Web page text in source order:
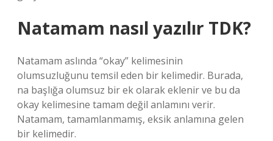
Natamam nasıl yazılır TDK?
Natamam aslında “okay” kelimesinin
olumsuzluğunu temsil eden bir kelimedir. Burada,
na başlığa olumsuz bir ek olarak eklenir ve bu da
okay kelimesine tamam değil anlamını verir.
Natamam, tamamlanmamış, eksik anlamına gelen
bir kelimedir.